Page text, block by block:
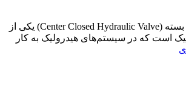
شیر هیدرولیک وسط بسته (Center Closed Hydraulic Valve) یکی از
است که در سیستم‌های هیدرولیک به کار